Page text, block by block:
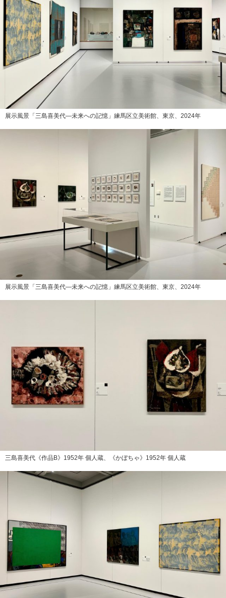
展示風景「三島喜美代―未来への記憶」練馬区立美術館、東京、2024年
展示風景「三島喜美代―未来への記憶」練馬区立美術館、東京、2024年
三島喜美代《作品B》1952年 個人蔵、《かぼちゃ》1952年 個人蔵